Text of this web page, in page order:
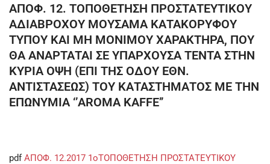
ΑΠΟΦ. 12. ΤΟΠΟΘΕΤΗΣΗ ΠΡΟΣΤΑΤΕΥΤΙΚΟΥ
ΑΔΙΑΒΡΟΧΟΥ ΜΟΥΣΑΜΑ ΚΑΤΑΚΟΡΥΦΟΥ
ΤΥΠΟΥ ΚΑΙ ΜΗ ΜΟΝΙΜΟΥ ΧΑΡΑΚΤΗΡΑ, ΠΟΥ
ΘΑ ΑΝΑΡΤΑΤΑΙ ΣΕ ΥΠΑΡΧΟΥΣΑ ΤΕΝΤΑ ΣΤΗΝ
ΚΥΡΙΑ ΟΨΗ (ΕΠΙ ΤΗΣ ΟΔΟΥ ΕΘΝ.
ΑΝΤΙΣΤΑΣΕΩΣ) ΤΟΥ ΚΑΤΑΣΤΗΜΑΤΟΣ ΜΕ ΤΗΝ
ΕΠΩΝΥΜΙΑ ‘’AROMA KAFFE’’
pdf ΑΠΟΦ. 12.2017 1οΤΟΠΟΘΕΤΗΣΗ ΠΡΟΣΤΑΤΕΥΤΙΚΟΥ